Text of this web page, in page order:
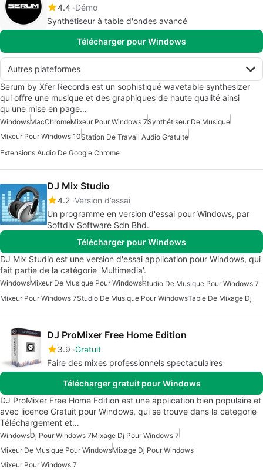
4.4 Démo
Synthétiseur à table d'ondes avancé
Télécharger pour Windows
Autres plateformes
Serum by Xfer Records est un sophistiqué wavetable synthesizer
qui offre une musique et des graphiques de haute qualité ainsi
qu'une mise en page…
WindowsMacChromeMixeur Pour Windows 7Synthétiseur De Musique
Mixeur Pour Windows 10Station De Travail Audio Gratuite
Extensions Audio De Google Chrome
DJ Mix Studio
4.2 Version d’essai
Un programme en version d'essai pour Windows, par
Softdiv Software Sdn Bhd.
Télécharger pour Windows
DJ Mix Studio est une version d'essai application pour Windows, qui
fait partie de la catégorie 'Multimedia'.
WindowsMixeur De Musique Pour WindowsStudio De Musique Pour Windows 7
Mixeur Pour Windows 7Studio De Musique Pour WindowsTable De Mixage Dj
DJ ProMixer Free Home Edition
3.9 Gratuit
Faire des mixes professionnels spectaculaires
Télécharger gratuit pour Windows
DJ ProMixer Free Home Edition est une application bien populaire et
avec licence Gratuit pour Windows, qui se trouve dans la categorie
Téléchargement et…
WindowsDj Pour Windows 7Mixage Dj Pour Windows 7
Mixeur De Musique Pour WindowsMixage Dj Pour Windows
Mixeur Pour Windows 7